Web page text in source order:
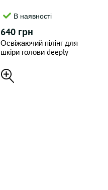
В наявності
640 грн
Освіжаючий пілінг для
шкіри голови deeply
ml